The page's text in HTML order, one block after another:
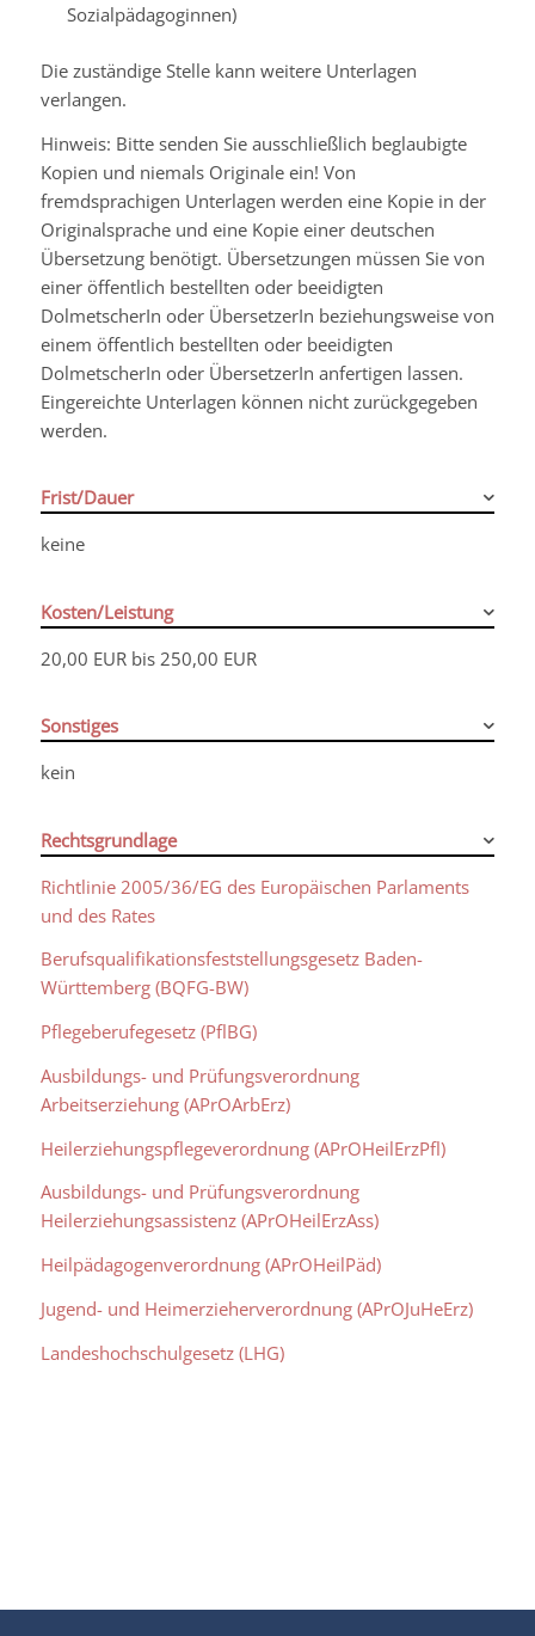
Sozialpädagoginnen)
Die zuständige Stelle kann weitere Unterlagen
verlangen.
Hinweis: Bitte senden Sie ausschließlich beglaubigte
Kopien und niemals Originale ein! Von
fremdsprachigen Unterlagen werden eine Kopie in der
Originalsprache und eine Kopie einer deutschen
Übersetzung benötigt. Übersetzungen müssen Sie von
einer öffentlich bestellten oder beeidigten
DolmetscherIn oder ÜbersetzerIn beziehungsweise von
einem öffentlich bestellten oder beeidigten
DolmetscherIn oder ÜbersetzerIn anfertigen lassen.
Eingereichte Unterlagen können nicht zurückgegeben
werden.
Frist/Dauer
keine
Kosten/Leistung
20,00 EUR bis 250,00 EUR
Sonstiges
kein
Rechtsgrundlage
Richtlinie 2005/36/EG des Europäischen Parlaments
und des Rates
Berufsqualifikationsfeststellungsgesetz Baden-
Württemberg (BQFG-BW)
Pflegeberufegesetz (PflBG)
Ausbildungs- und Prüfungsverordnung
Arbeitserziehung (APrOArbErz)
Heilerziehungspflegeverordnung (APrOHeilErzPfl)
Ausbildungs- und Prüfungsverordnung
Heilerziehungsassistenz (APrOHeilErzAss)
Heilpädagogenverordnung (APrOHeilPäd)
Jugend- und Heimerzieherverordnung (APrOJuHeErz)
Landeshochschulgesetz (LHG)